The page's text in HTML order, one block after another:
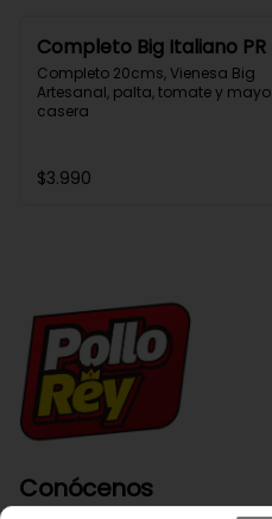
Completo Big Italiano PR
Completo 20cms, Vienesa Big
Artesanal, palta, tomate y mayo
casera
$3.990
Conócenos